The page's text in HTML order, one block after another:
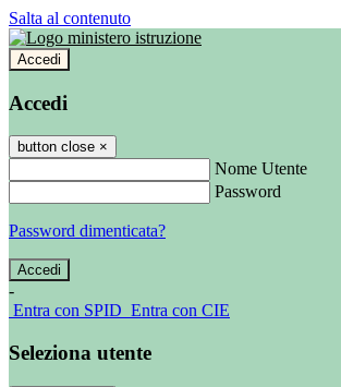
Salta al contenuto
Accedi
Accedi
button close ×
Nome Utente
Password
Password dimenticata?
-
Entra con SPID Entra con CIE
Seleziona utente